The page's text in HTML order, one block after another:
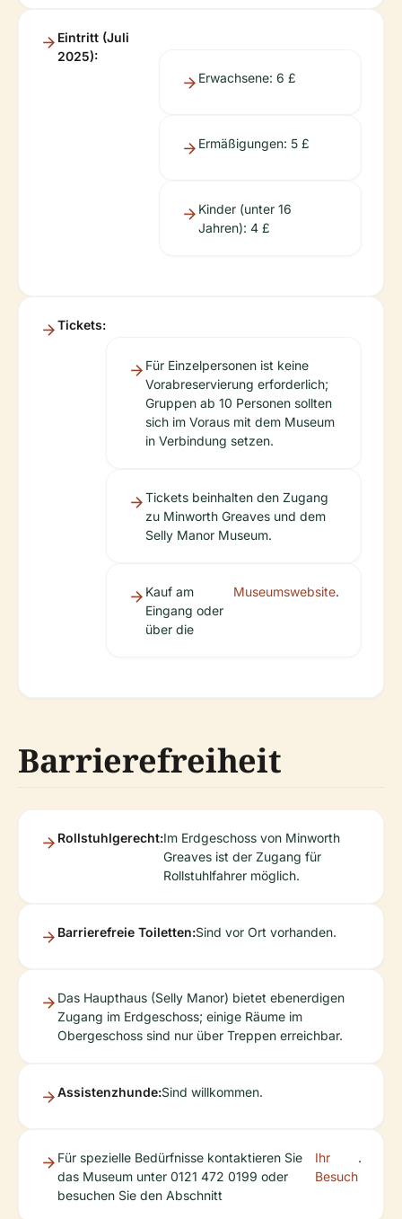
Eintritt (Juli
2025):
Erwachsene: 6 £
Ermäßigungen: 5 £
Kinder (unter 16
Jahren): 4 £
Tickets:
Für Einzelpersonen ist keine
Vorabreservierung erforderlich;
Gruppen ab 10 Personen sollten
sich im Voraus mit dem Museum
in Verbindung setzen.
Tickets beinhalten den Zugang
zu Minworth Greaves und dem
Selly Manor Museum.
Kauf am
Eingang oder
über die
Museumswebsite.
Barrierefreiheit
Rollstuhlgerecht:Im Erdgeschoss von Minworth
Greaves ist der Zugang für
Rollstuhlfahrer möglich.
Barrierefreie Toiletten:Sind vor Ort vorhanden.
Das Haupthaus (Selly Manor) bietet ebenerdigen
Zugang im Erdgeschoss; einige Räume im
Obergeschoss sind nur über Treppen erreichbar.
Assistenzhunde:Sind willkommen.
Für spezielle Bedürfnisse kontaktieren Sie
das Museum unter 0121 472 0199 oder
besuchen Sie den Abschnitt
Ihr
Besuch
.